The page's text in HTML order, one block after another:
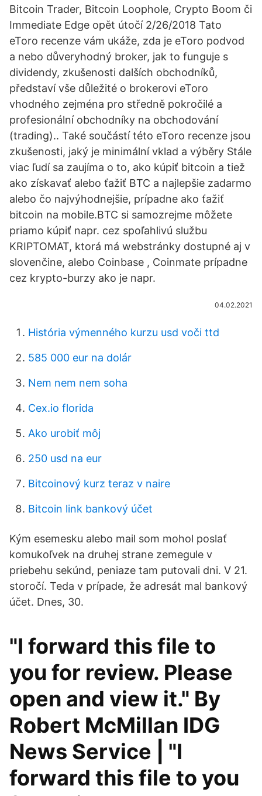
Bitcoin Trader, Bitcoin Loophole, Crypto Boom či
Immediate Edge opět útočí 2/26/2018 Tato
eToro recenze vám ukáže, zda je eToro podvod
a nebo důveryhodný broker, jak to funguje s
dividendy, zkušenosti dalších obchodníků,
představí vše důležité o brokerovi eToro
vhodného zejména pro středně pokročilé a
profesionální obchodníky na obchodování
(trading).. Také součástí této eToro recenze jsou
zkušenosti, jaký je minimální vklad a výběry Stále
viac ľudí sa zaujíma o to, ako kúpiť bitcoin a tiež
ako získavať alebo ťažiť BTC a najlepšie zadarmo
alebo čo najvýhodnejšie, prípadne ako ťažiť
bitcoin na mobile.BTC si samozrejme môžete
priamo kúpiť napr. cez spoľahlivú službu
KRIPTOMAT, ktorá má webstránky dostupné aj v
slovenčine, alebo Coinbase , Coinmate prípadne
cez krypto-burzy ako je napr.
04.02.2021
História výmenného kurzu usd voči ttd
585 000 eur na dolár
Nem nem nem soha
Cex.io florida
Ako urobiť môj
250 usd na eur
Bitcoinový kurz teraz v naire
Bitcoin link bankový účet
Kým esemesku alebo mail som mohol poslať
komukoľvek na druhej strane zemegule v
priebehu sekúnd, peniaze tam putovali dni. V 21.
storočí. Teda v prípade, že adresát mal bankový
účet. Dnes, 30.
"I forward this file to
you for review. Please
open and view it." By
Robert McMillan IDG
News Service | "I
forward this file to you